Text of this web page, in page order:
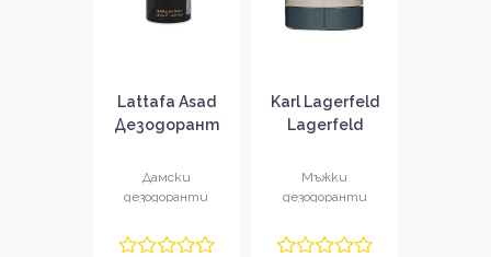
Lattafa Asad
Дезодорант
Дамски
дезодоранти
Karl Lagerfeld
Lagerfeld
Дезодорант
стик за мъже
Мъжки
дезодоранти